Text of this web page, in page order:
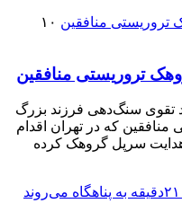
۱۰
تقوی سنگ‌دهی فرزند بزرگ
که در تهران اقدام
هدایت سرپل گروهک کرده